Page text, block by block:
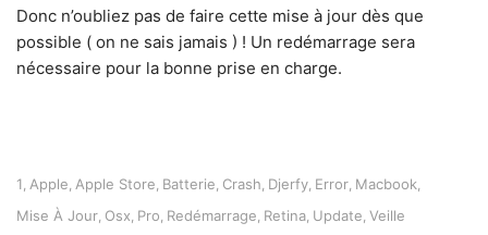
Donc n’oubliez pas de faire cette mise à jour dès que
possible ( on ne sais jamais ) ! Un redémarrage sera
nécessaire pour la bonne prise en charge.
1, Apple, Apple Store, Batterie, Crash, Djerfy, Error, Macbook,
Mise À Jour, Osx, Pro, Redémarrage, Retina, Update, Veille